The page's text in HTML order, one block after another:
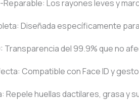
Los rayones leves y
Diseñada específicamente
Transparencia del 99.9% que no
Compatible con Face ID y
Repele huellas dactilares, grasa y